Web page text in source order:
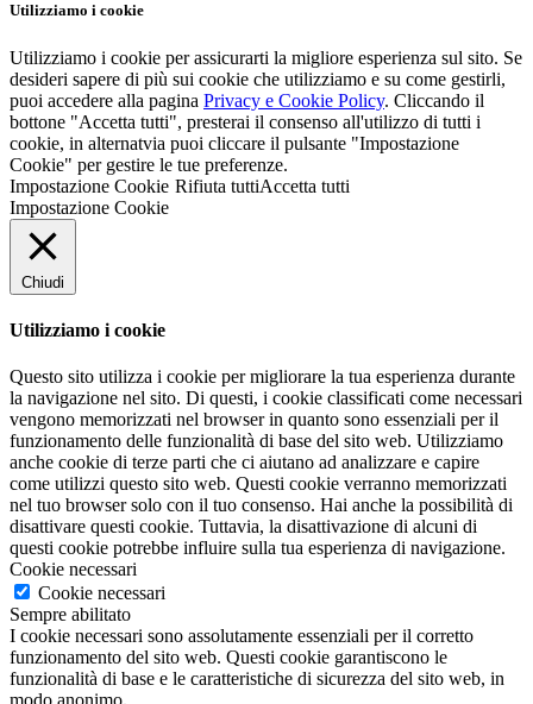
Utilizziamo i cookie
Utilizziamo i cookie per assicurarti la migliore esperienza sul sito. Se
desideri sapere di più sui cookie che utilizziamo e su come gestirli,
puoi accedere alla pagina Privacy e Cookie Policy. Cliccando il
bottone "Accetta tutti", presterai il consenso all'utilizzo di tutti i
cookie, in alternatvia puoi cliccare il pulsante "Impostazione
Cookie" per gestire le tue preferenze.
Impostazione Cookie Rifiuta tuttiAccetta tutti
Impostazione Cookie
Chiudi
Utilizziamo i cookie
Questo sito utilizza i cookie per migliorare la tua esperienza durante
la navigazione nel sito. Di questi, i cookie classificati come necessari
vengono memorizzati nel browser in quanto sono essenziali per il
funzionamento delle funzionalità di base del sito web. Utilizziamo
anche cookie di terze parti che ci aiutano ad analizzare e capire
come utilizzi questo sito web. Questi cookie verranno memorizzati
nel tuo browser solo con il tuo consenso. Hai anche la possibilità di
disattivare questi cookie. Tuttavia, la disattivazione di alcuni di
questi cookie potrebbe influire sulla tua esperienza di navigazione.
Cookie necessari
Cookie necessari
Sempre abilitato
I cookie necessari sono assolutamente essenziali per il corretto
funzionamento del sito web. Questi cookie garantiscono le
funzionalità di base e le caratteristiche di sicurezza del sito web, in